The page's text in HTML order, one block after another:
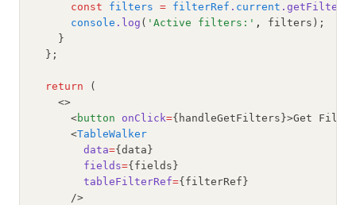
const
filters = filterRef . current .getFilters
console .log ( 'Active filters:' ,
filters);
    }
  };
return (
    <>
      <
button onClick={handleGetFilters}>Get
      <
TableWalker
data={data}
fields={fields}
tableFilterRef={filterRef}
      />